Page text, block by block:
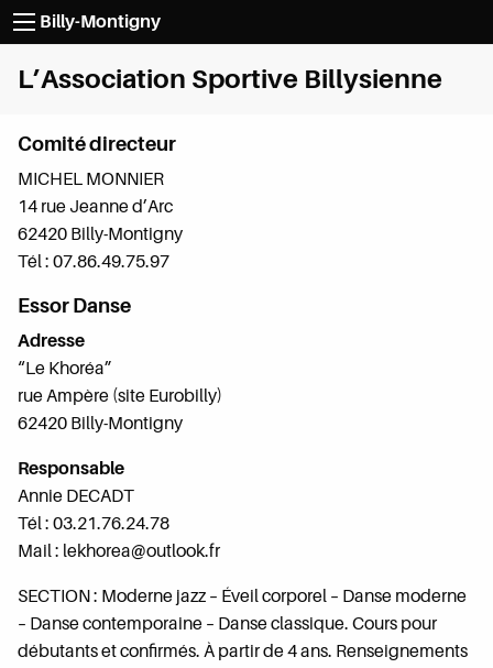
Passer au contenu
Billy-Montigny
L’Association Sportive Billysienne
Comité directeur
MICHEL MONNIER
14 rue Jeanne d’Arc
62420 Billy-Montigny
Tél : 07.86.49.75.97
Essor Danse
Adresse
“Le Khoréa”
rue Ampère (site Eurobilly)
62420 Billy-Montigny
Responsable
Annie DECADT
Tél : 03.21.76.24.78
Mail : lekhorea@outlook.fr
SECTION : Moderne jazz – Éveil corporel – Danse moderne
– Danse contemporaine – Danse classique. Cours pour
débutants et confirmés. À partir de 4 ans. Renseignements